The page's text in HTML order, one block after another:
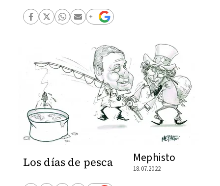
Los días de pesca Mephisto
18.07.2022